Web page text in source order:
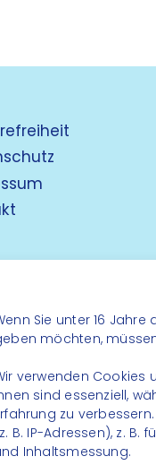
Sie unter 16
möchten,
verwenden Cookies
sind essenziell,
zu
B. IP-Adressen), z.
Inhaltsmessung.
- Alle Rechte